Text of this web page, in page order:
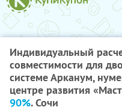
Индивидуальный
совместимости для
системе Арканум,
центре развития
90%. Сочи